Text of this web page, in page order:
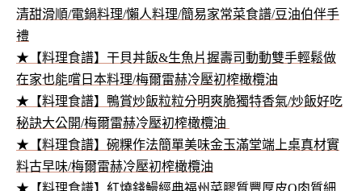
清甜滑順/電鍋料理/懶人料理/簡易家常菜食譜/豆油伯伴手
禮
★【料理食譜】干貝丼飯&生魚片握壽司動動雙手輕鬆做
在家也能嚐日本料理/梅爾雷赫冷壓初榨橄欖油
★【料理食譜】鴨賞炒飯粒粒分明爽脆獨特香氣/炒飯好吃
秘訣大公開/梅爾雷赫冷壓初榨橄欖油
★【料理食譜】碗粿作法簡單美味金玉滿堂端上桌真材實
料古早味/梅爾雷赫冷壓初榨橄欖油
★【料理食譜】紅燒錢鰻經典福州菜膠質豐厚皮Q肉質細